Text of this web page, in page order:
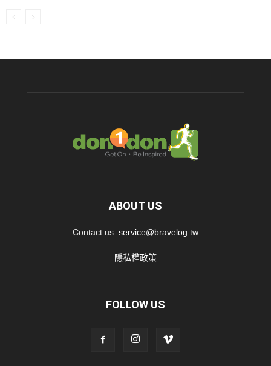
ABOUT US
Contact us: service@bravelog.tw
隱私權政策
FOLLOW US